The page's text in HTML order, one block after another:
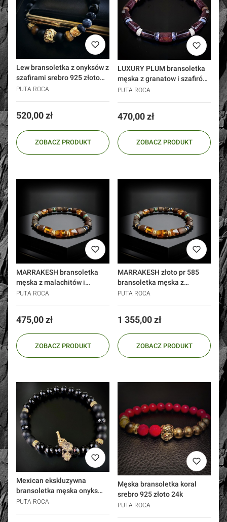
Lew bransoletka z onyksów z
szafirami srebro 925 złoto
24k
PUTA ROCA
Cena
520,00 zł
ZOBACZ PRODUKT
LUXURY PLUM bransoletka
męska z granatow i szafirów
srebro 925
PUTA ROCA
Cena
470,00 zł
ZOBACZ PRODUKT
MARRAKESH bransoletka
męska z malachitów i
bursztynu srebro 925 złoto
PUTA ROCA
Cena
475,00 zł
ZOBACZ PRODUKT
MARRAKESH złoto pr 585
bransoletka męska z
malachitów i bursztynu
PUTA ROCA
Cena
1 355,00 zł
ZOBACZ PRODUKT
Mexican ekskluzywna
bransoletka męska onyks
czaszka
PUTA ROCA
Męska bransoletka koral
srebro 925 złoto 24k
PUTA ROCA